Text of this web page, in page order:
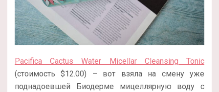
Pacifica Cactus Water Micellar Cleansing Tonic
(стоимость $12.00) – вот взяла на смену уже
поднадоевшей Биодерме мицеллярную воду с